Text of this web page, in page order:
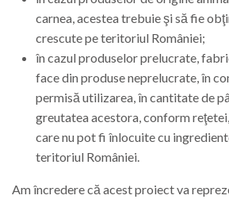
carnea, acestea trebuie şi să fie
crescute pe teritoriul României;
în cazul produselor prelucrate,
face din produse neprelucrate, în
permisă utilizarea, în cantitate de
greutatea acestora, conform
care nu pot fi înlocuite cu
teritoriul României.
Am încredere că acest proiect va